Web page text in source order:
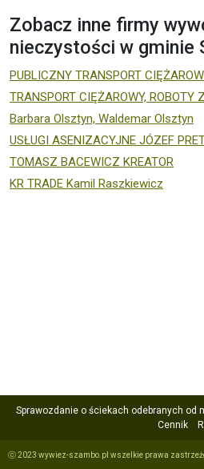
Zobacz inne firmy
nieczystości w gminie
PUBLICZNY TRANSPORT
TRANSPORT CIĘŻAROWY, ROBOTY
Barbara Olsztyn, Waldemar Olsztyn
USŁUGI ASENIZACYJNE JÓZEF
TOMASZ BACEWICZ KREATOR
KR TRADE Kamil Raszkiewicz
Sprawozdanie o ściekach odebranych od
Cennik
ⓒ 2023 wywiez-szambo.pl wszelkie prawa